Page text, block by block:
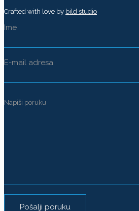
Crafted with love by bild studio